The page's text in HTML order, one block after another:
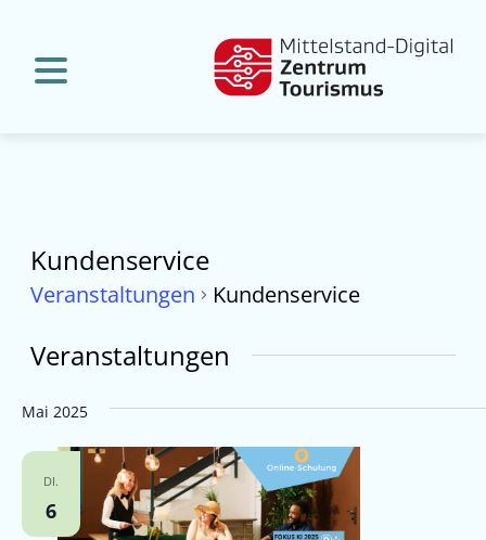
Kundenservice
Veranstaltungen Kundenservice
Veranstaltungen
Mai 2025
DI.
6